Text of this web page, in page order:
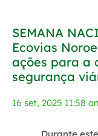
SEMANA
Ecovias
ações para a
segurança
16 set, 2025 11:58